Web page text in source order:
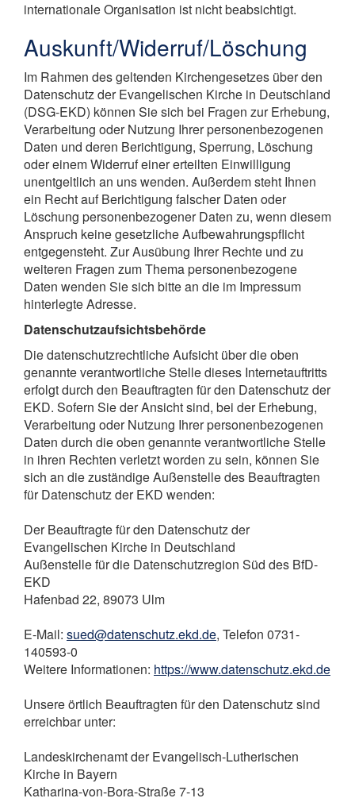
internationale Organisation ist nicht beabsichtigt.
Auskunft/Widerruf/Löschung
Im Rahmen des geltenden Kirchengesetzes über den
Datenschutz der Evangelischen Kirche in Deutschland
(DSG-EKD) können Sie sich bei Fragen zur Erhebung,
Verarbeitung oder Nutzung Ihrer personenbezogenen
Daten und deren Berichtigung, Sperrung, Löschung
oder einem Widerruf einer erteilten Einwilligung
unentgeltlich an uns wenden. Außerdem steht Ihnen
ein Recht auf Berichtigung falscher Daten oder
Löschung personenbezogener Daten zu, wenn diesem
Anspruch keine gesetzliche Aufbewahrungspflicht
entgegensteht. Zur Ausübung Ihrer Rechte und zu
weiteren Fragen zum Thema personenbezogene
Daten wenden Sie sich bitte an die im Impressum
hinterlegte Adresse.
Datenschutzaufsichtsbehörde
Die datenschutzrechtliche Aufsicht über die oben
genannte verantwortliche Stelle dieses Internetauftritts
erfolgt durch den Beauftragten für den Datenschutz der
EKD. Sofern Sie der Ansicht sind, bei der Erhebung,
Verarbeitung oder Nutzung Ihrer personenbezogenen
Daten durch die oben genannte verantwortliche Stelle
in ihren Rechten verletzt worden zu sein, können Sie
sich an die zuständige Außenstelle des Beauftragten
für Datenschutz der EKD wenden:
Der Beauftragte für den Datenschutz der
Evangelischen Kirche in Deutschland
Außenstelle für die Datenschutzregion Süd des BfD-
EKD
Hafenbad 22, 89073 Ulm
E-Mail: sued@datenschutz.ekd.de, Telefon 0731-
140593-0
Weitere Informationen: https://www.datenschutz.ekd.de
Unsere örtlich Beauftragten für den Datenschutz sind
erreichbar unter:
Landeskirchenamt der Evangelisch-Lutherischen
Kirche in Bayern
Katharina-von-Bora-Straße 7-13